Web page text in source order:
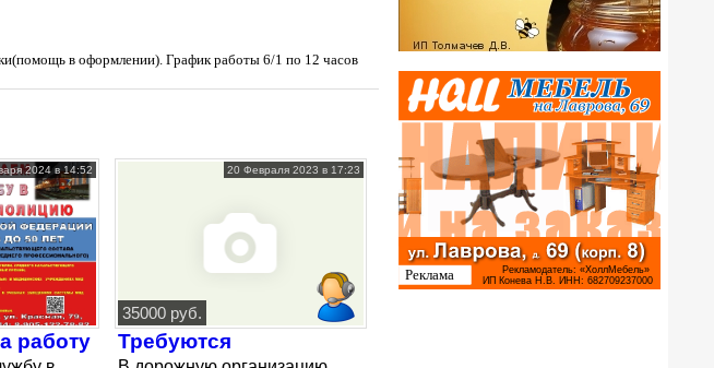
в оформлении). График работы 6/1 по 12 часов
2024 в 14:52
работу
20 Февраля 2023 в 17:23
35000 руб.
Требуются